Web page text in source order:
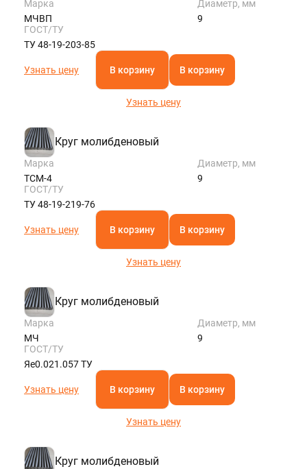
Марка
МЧВП
Диаметр, мм
9
ГОСТ/ТУ
ТУ 48-19-203-85
Узнать цену В корзину В корзину
Узнать цену
Круг молибденовый
Марка
ТСМ-4
Диаметр, мм
9
ГОСТ/ТУ
ТУ 48-19-219-76
Узнать цену В корзину В корзину
Узнать цену
Круг молибденовый
Марка
МЧ
Диаметр, мм
9
ГОСТ/ТУ
Яе0.021.057 ТУ
Узнать цену В корзину В корзину
Узнать цену
Круг молибденовый